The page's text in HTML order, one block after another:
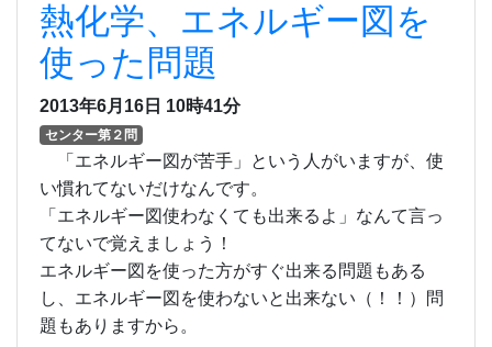
熱化学、エネルギー図を
使った問題
2013年6月16日 10時41分
センター第２問
「エネルギー図が苦手」という人がいますが、使
い慣れてないだけなんです。
「エネルギー図使わなくても出来るよ」なんて言っ
てないで覚えましょう！
エネルギー図を使った方がすぐ出来る問題もある
し、エネルギー図を使わないと出来ない（！！）問
題もありますから。